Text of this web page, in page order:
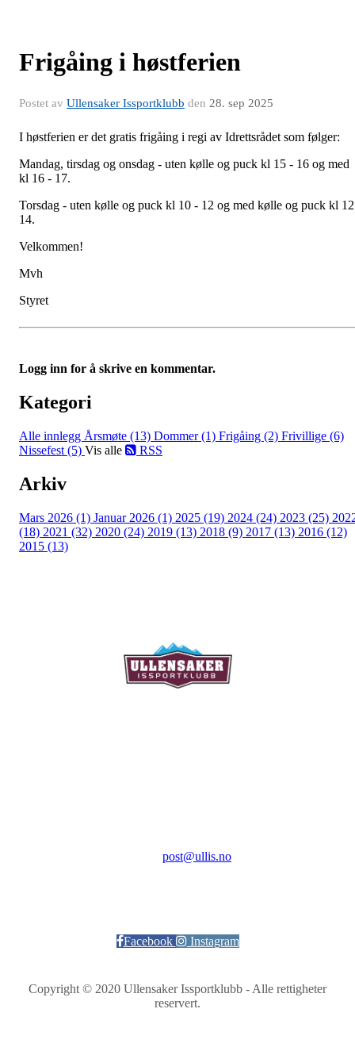
Frigåing i høstferien
Postet av Ullensaker Issportklubb den 28. sep 2025
I høstferien er det gratis frigåing i regi av Idrettsrådet som følger:
Mandag, tirsdag og onsdag - uten kølle og puck kl 15 - 16 og med
kl 16 - 17.
Torsdag - uten kølle og puck kl 10 - 12 og med kølle og puck kl
14.
Velkommen!
Mvh
Styret
Logg inn for å skrive en kommentar.
Kategori
Alle innlegg Årsmøte (13) Dommer (1) Frigåing (2) Frivillige (6)
Nissefest (5) Vis alle RSS
Arkiv
Mars 2026 (1) Januar 2026 (1) 2025 (19) 2024 (24) 2023 (25)
(18) 2021 (32) 2020 (24) 2019 (13) 2018 (9) 2017 (13) 2016 (12)
2015 (13)
post@ullis.no
Facebook Instagram
Copyright © 2020 Ullensaker Issportklubb - Alle rettigheter
reservert.